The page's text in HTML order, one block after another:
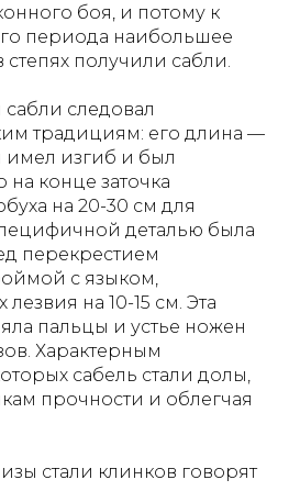
боя, и потому к
периода наибольшее
получили сабли.
следовал
традициям: его длина —
имел изгиб и был
конце заточка
на 20-30 см для
деталью была
перекрестием
с языком,
на 10-15 см. Эта
пальцы и устье ножен
Характерным
сабель стали долы,
прочности и облегчая
стали клинков говорят